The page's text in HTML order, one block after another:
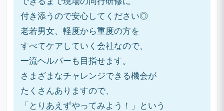
付き添うので安心してください◎
老若男女、軽度から重度の方を
すべてケアしていく会社なので、
一流ヘルパーも目指せます。
さまざまなチャレンジできる機会が
たくさんありますので、
「とりあえずやってみよう！」という